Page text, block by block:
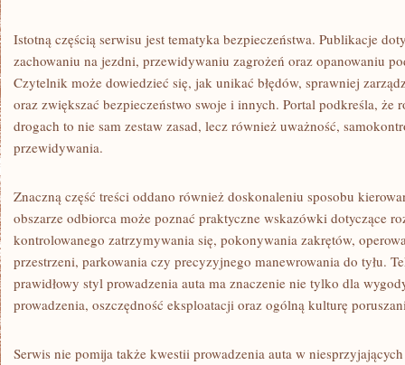
Istotną częścią serwisu jest tematyka bezpieczeństwa. Publikacje
zachowaniu na jezdni, przewidywaniu zagrożeń oraz opanowaniu
Czytelnik może dowiedzieć się, jak unikać błędów, sprawniej
oraz zwiększać bezpieczeństwo swoje i innych. Portal podkreśla, że
drogach to nie sam zestaw zasad, lecz również uważność,
przewidywania.
Znaczną część treści oddano również doskonaleniu sposobu
obszarze odbiorca może poznać praktyczne wskazówki dotyczące
kontrolowanego zatrzymywania się, pokonywania zakrętów,
przestrzeni, parkowania czy precyzyjnego manewrowania do tyłu.
prawidłowy styl prowadzenia auta ma znaczenie nie tylko dla
prowadzenia, oszczędność eksploatacji oraz ogólną kulturę
Serwis nie pomija także kwestii prowadzenia auta w